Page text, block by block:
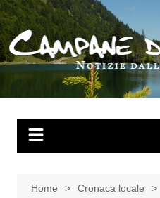
Salta
al
contenuto
Home
Cronaca locale